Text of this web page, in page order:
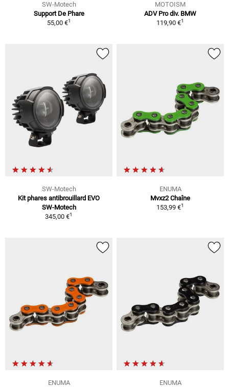
SW-Motech
Support De Phare
55,00 €1
MOTOISM
ADV Pro div. BMW
119,90 €1
SW-Motech
Kit phares antibrouillard EVO
SW-Motech
345,00 €1
ENUMA
Mvxz2 Chaîne
153,99 €1
ENUMA
ENUMA